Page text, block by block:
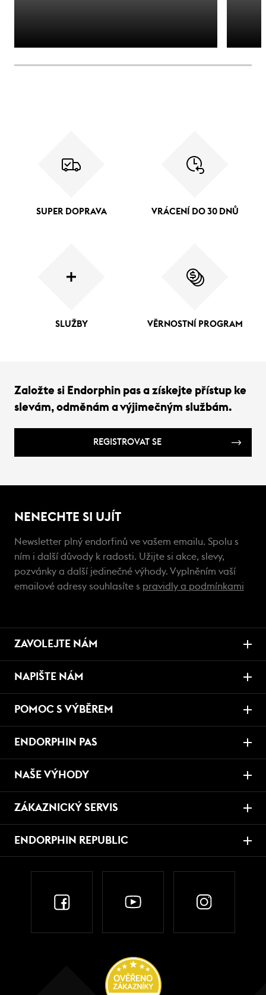
SUPER DOPRAVA VRÁCENÍ DO 30 DNŮ
SLUŽBY VĚRNOSTNÍ PROGRAM
Založte si Endorphin pas a získejte přístup ke
slevám, odměnám a výjimečným službám.
REGISTROVAT SE
NENECHTE SI UJÍT
Newsletter plný endorfinů ve vašem emailu. Spolu s
ním i další důvody k radosti. Užijte si akce, slevy,
pozvánky a další jedinečné výhody. Vyplněním vaší
emailové adresy souhlasíte s pravidly a podmínkami
ZAVOLEJTE NÁM
NAPIŠTE NÁM
POMOC S VÝBĚREM
ENDORPHIN PAS
NAŠE VÝHODY
ZÁKAZNICKÝ SERVIS
ENDORPHIN REPUBLIC